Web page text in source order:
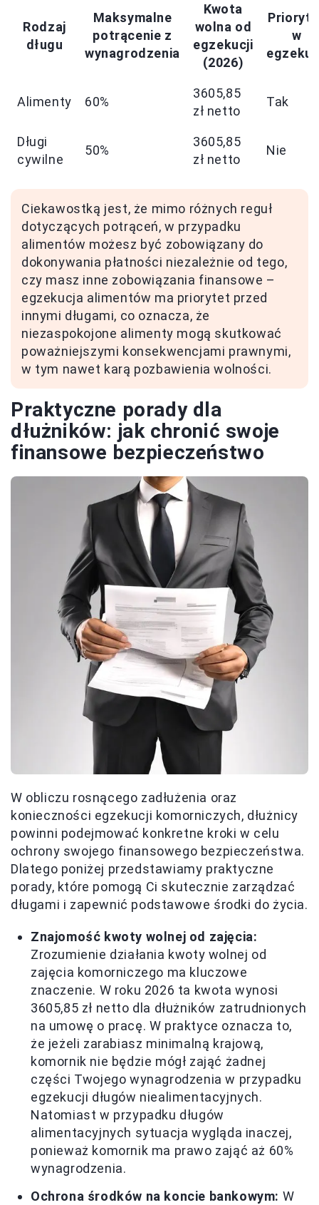
Rodzaj
długu
Maksymalne
potrącenie z
wynagrodzenia
Kwota
wolna od
egzekucji
(2026)
w
Alimenty 60%
3605,85
zł netto
Tak
Długi
cywilne
50%
3605,85
zł netto
Nie
Ciekawostką jest, że mimo różnych reguł
dotyczących potrąceń, w przypadku
alimentów możesz być zobowiązany do
dokonywania płatności niezależnie od tego,
czy masz inne zobowiązania finansowe –
egzekucja alimentów ma priorytet przed
innymi długami, co oznacza, że
niezaspokojone alimenty mogą skutkować
poważniejszymi konsekwencjami prawnymi,
w tym nawet karą pozbawienia wolności.
Praktyczne porady dla
dłużników: jak chronić swoje
finansowe bezpieczeństwo
W obliczu rosnącego zadłużenia oraz
konieczności egzekucji komorniczych, dłużnicy
powinni podejmować konkretne kroki w celu
ochrony swojego finansowego bezpieczeństwa.
Dlatego poniżej przedstawiamy praktyczne
porady, które pomogą Ci skutecznie zarządzać
długami i zapewnić podstawowe środki do życia.
Znajomość kwoty wolnej od zajęcia:
Zrozumienie działania kwoty wolnej od
zajęcia komorniczego ma kluczowe
znaczenie. W roku 2026 ta kwota wynosi
3605,85 zł netto dla dłużników zatrudnionych
na umowę o pracę. W praktyce oznacza to,
że jeżeli zarabiasz minimalną krajową,
komornik nie będzie mógł zająć żadnej
części Twojego wynagrodzenia w przypadku
egzekucji długów niealimentacyjnych.
Natomiast w przypadku długów
alimentacyjnych sytuacja wygląda inaczej,
ponieważ komornik ma prawo zająć aż 60%
wynagrodzenia.
Ochrona środków na koncie bankowym: W